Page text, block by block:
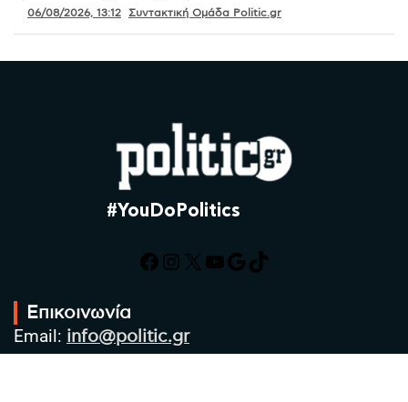
06/08/2026, 13:12 Συντακτική Ομάδα Politic.gr
#YouDoPolitics
Facebook
Instagram
X YouTube
Google
TikTok
Επικοινωνία
Email: info@politic.gr
Τηλ: